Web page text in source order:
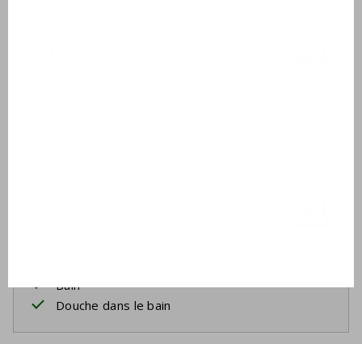
Bain
Douche dans le bain